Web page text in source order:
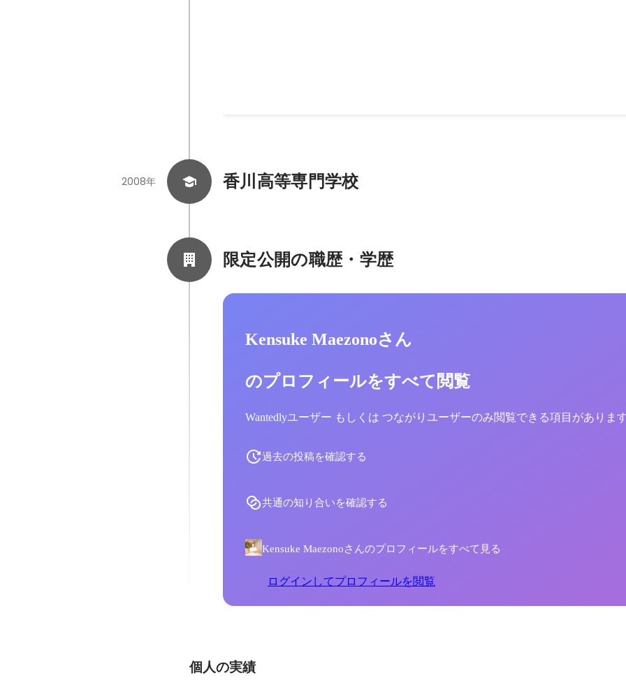
香川高等専門学校
2008年
限定公開の職歴・学歴
Kensuke Maezonoさん
のプロフィールをすべて閲覧
Wantedlyユーザー もしくは つながりユーザーのみ閲覧できる項目がありま
過去の投稿を確認する
共通の知り合いを確認する
Kensuke Maezonoさんのプロフィールをすべて見る
ログインしてプロフィールを閲覧
個人の実績